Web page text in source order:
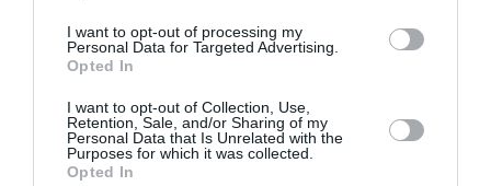
I want to opt-out of processing my
Personal Data for Targeted Advertising.
Opted In
I want to opt-out of Collection, Use,
Retention, Sale, and/or Sharing of my
Personal Data that Is Unrelated with the
Purposes for which it was collected.
Opted In